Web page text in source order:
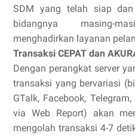
SDM yang telah siap
bidangnya masing-
menghadirkan layanan
Transaksi CEPAT dan
Dengan perangkat server
transaksi yang bervariasi
GTalk, Facebook,
via Web Report) akan
mengolah transaksi 4-7